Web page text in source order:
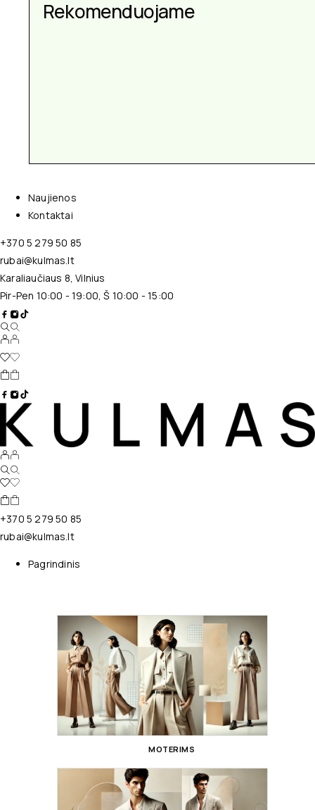
Rekomenduojame
Naujienos
Kontaktai
+370 5 279 50 85
rubai@kulmas.lt
Karaliaučiaus 8, Vilnius
Pir-Pen 10:00 - 19:00, Š 10:00 - 15:00
+370 5 279 50 85
rubai@kulmas.lt
Pagrindinis
MOTERIMS